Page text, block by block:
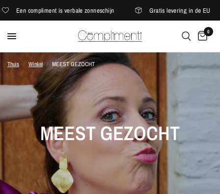
Een compliment is verbale zonneschijn Gratis levering in de EU
0
Thuis / Winkel / MEEST GEZOCHT
MEEST GEZOCHT